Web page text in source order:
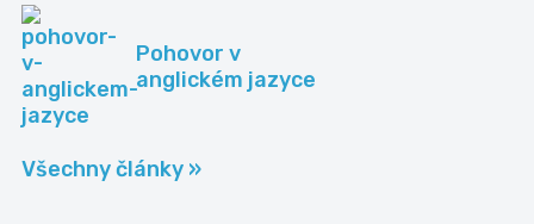
Pohovor v
anglickém jazyce
Všechny články »